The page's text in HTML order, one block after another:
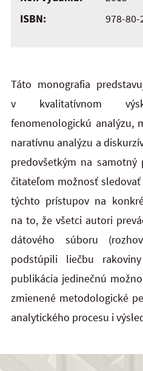
ISBN:
978-80-
Táto monografia
v kvalitatívnom
fenomenologickú analýzu,
naratívnu analýzu a
predovšetkým na samotný
čitateľom možnosť
týchto prístupov na
na to, že všetci autori
dátového súboru
podstúpili liečbu
publikácia jedinečnú
zmienené metodologické
analytického procesu i